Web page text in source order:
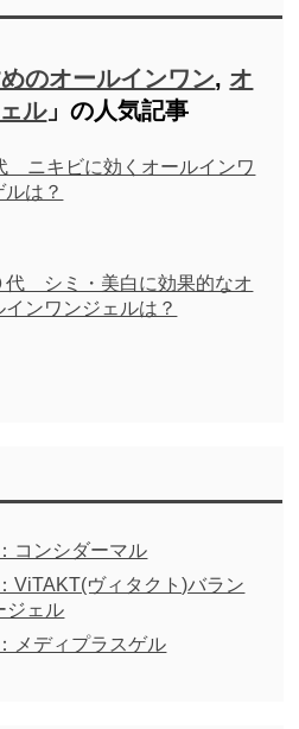
のオールインワン, オ
ル」の人気記事
ニキビに効くオールインワ
ルは？
代 シミ・美白に効果的なオ
インワンジェルは？
コンシダーマル
ViTAKT(ヴィタクト)バラン
ジェル
メディプラスゲル